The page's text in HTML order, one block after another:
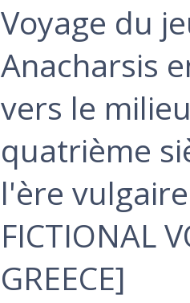
‎Voyage du
Anacharsis
vers le
quatrième
l'ère
FICTIONAL
GREECE]‎